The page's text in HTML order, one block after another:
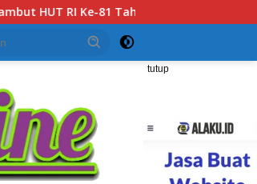
Gubernur Kalsel H. Muhidin Apresiasi
tutup